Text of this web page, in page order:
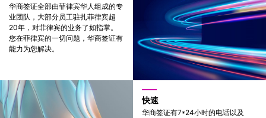
华商签证全部由菲律宾华人组成的专
业团队，大部分员工驻扎菲律宾超
20年，对菲律宾的业务了如指掌。
您在菲律宾的一切问题，华商签证有
能力为您解决。
快速
华商签证有7*24小时的电话以及